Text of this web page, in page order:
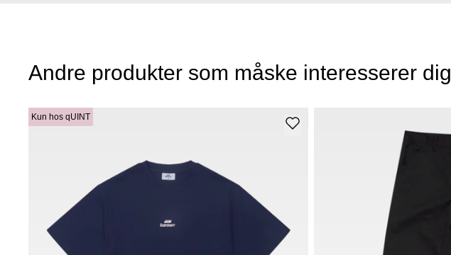
Andre produkter som måske interesserer dig
Kun hos qUINT